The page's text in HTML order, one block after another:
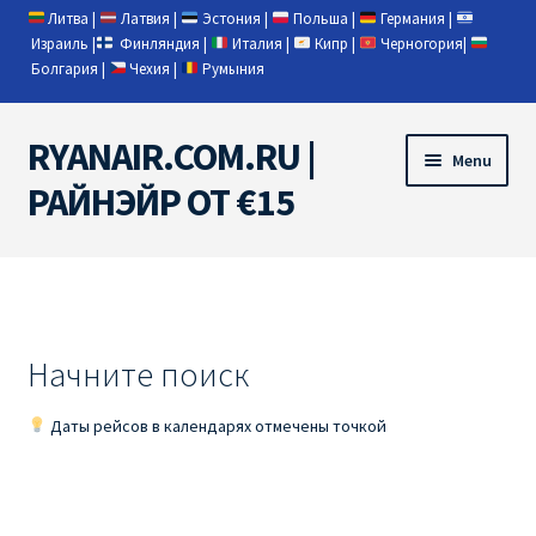
Литва | Латвия | Эстония | Польша | Германия |
Израиль | Финляндия | Италия | Кипр | Черногория|
Болгария | Чехия | Румыния
Skip
to
navigation
Skip
to
content
RYANAIR.COM.RU |
РАЙНЭЙР ОТ €15
Menu
RYANAIR PL ОТ € 9
Начните поиск
Даты рейсов в календарях отмечены точкой